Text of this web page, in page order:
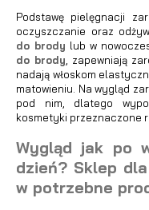
Podstawę pielęgnacji
oczyszczanie oraz
do brody lub w
do brody , zapewniają
nadają włoskom
matowieniu. Na wygląd
pod nim, dlatego
kosmetyki przeznaczone
Wygląd jak po
dzień? Sklep
w potrzebne